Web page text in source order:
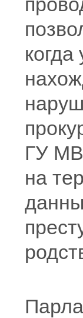
ГУ
на